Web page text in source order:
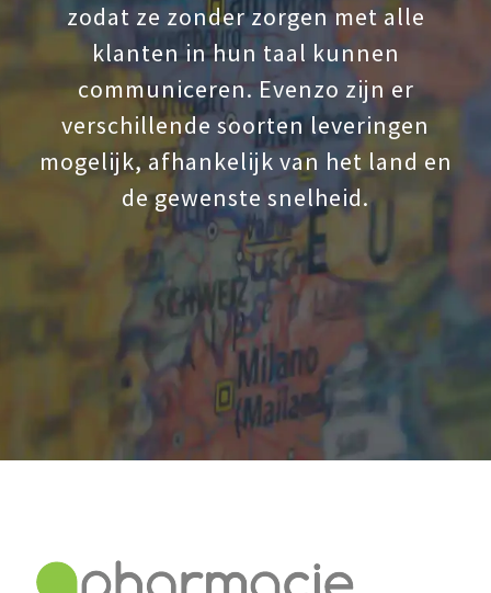
zodat ze zonder zorgen met alle
klanten in hun taal kunnen
communiceren. Evenzo zijn er
verschillende soorten leveringen
mogelijk, afhankelijk van het land en
de gewenste snelheid.